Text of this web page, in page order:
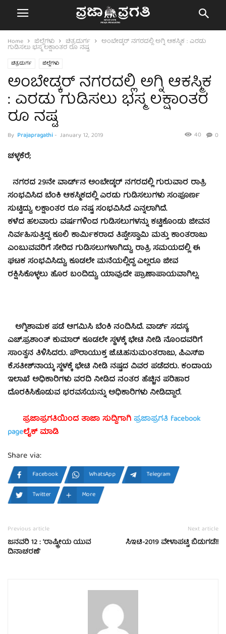
Home ಜಿಲ್ಲೆಗಳು ಚಿತ್ರದುರ್ಗ ಅಂಬೇಡ್ಕರ್ ನಗರದಲ್ಲಿ ಅಗ್ನಿ ಆಕಸ್ಮಿಕ : ಎರಡು
ಗುಡಿಸಲು ಭಸ್ಮ ಲಕ್ಷಾಂತರ ರೂ ನಷ್ಟ
ಚಿತ್ರದುರ್ಗ ಜಿಲ್ಲೆಗಳು
ಅಂಬೇಡ್ಕರ್ ನಗರದಲ್ಲಿ ಅಗ್ನಿ ಆಕಸ್ಮಿಕ
: ಎರಡು ಗುಡಿಸಲು ಭಸ್ಮ ಲಕ್ಷಾಂತರ
ರೂ ನಷ್ಟ
By Prajapragathi- January 12, 2019 0
40
ಚಳ್ಳಕೆರೆ;
ನಗರದ 29ನೇ ವಾರ್ಡ್‍ನ ಅಂಬೇಡ್ಕರ್ ನಗರದಲ್ಲಿ ಗುರುವಾರ ರಾತ್ರಿ
ಸಂಭವಿಸಿದ ಬೆಂಕಿ ಆಕಸ್ಮಿಕದಲ್ಲಿ ಎರಡು ಗುಡಿಸಲುಗಳು ಸಂಪೂರ್ಣ
ಸುಟ್ಟಿದ್ದು, ಲಕ್ಷಾಂತರ ರೂ ನಷ್ಟ ಸಂಭವಿಸಿದೆ ಎನ್ನಲಾಗಿದೆ.
ಕಳೆದ ಹಲವಾರು ವರ್ಷಗಳಿಂದ ಗುಡಿಸಲುಗಳನ್ನು ಕಟ್ಟಿಕೊಂಡು ಜೀವನ
ನಿರ್ವಹಿಸುತ್ತಿದ್ದ ಕೂಲಿ ಕಾರ್ಮಿಕರಾದ ತಿಪ್ಪೇಸ್ವಾಮಿ ಮತ್ತು ಕಾಂತರಾಜು
ಎಂಬುವವರಿಗೆ ಸೇರಿದ ಗುಡಿಸಲುಗಳಾಗಿದ್ದು, ರಾತ್ರಿ ಸಮಯದಲ್ಲಿ ಈ
ಘಟಕ ಸಂಭವಿಸಿದ್ದು, ಕೂಡಲೇ ಮನೆಯಲ್ಲಿದ್ದ ಎಲ್ಲರೂ ಜೀವ
ರಕ್ಷಿಸಿಕೊಳ್ಳಲು ಹೊರ ಬಂದಿದ್ದು, ಯಾವುದೇ ಪ್ರಾಣಾಪಾಯವಾಗಿಲ್ಲ.
ಅಗ್ನಿಶಾಮಕ ಪಡೆ ಆಗಮಿಸಿ ಬೆಂಕಿ ನಂದಿಸಿದೆ. ವಾರ್ಡ್ ಸದಸ್ಯ
ಎಚ್.ಪ್ರಶಾಂತ್ ಕುಮಾರ್ ಕೂಡಲೇ ಸ್ಥಳಕ್ಕೆ ಭೇಟಿ ನೀಡಿ ನೊಂದವರಿಗೆ
ಸಾಂತ್ವನ ತಿಳಿಸಿದರು. ಪೌರಾಯುಕ್ತ ಜೆ.ಟಿ.ಹನುಮಂತರಾಜು, ಪಿಎಸ್‍ಐ
ಕೆ.ಸತೀಶ್‍ನಾಯ್ಕ ಸ್ಥಳಕ್ಕೆ ಭೇಟಿ ನೀಡಿ ನಷ್ಟದ ವಿವರ ಪಡೆದರು. ಕಂದಾಯ
ಇಲಾಖೆ ಅಧಿಕಾರಿಗಳು ವರದಿ ನೀಡಿದ ನಂತರ ಹೆಚ್ಚಿನ ಪರಿಹಾರ
ದೊರಕಿಸಿಕೊಡುವ ಭರವಸೆಯನ್ನು ಅಧಿಕಾರಿಗಳು ನೀಡಿದ್ದಾರೆ.
ಪ್ರಜಾಪ್ರಗತಿಯಿಂದ ತಾಜಾ ಸುದ್ದಿಗಾಗಿಪ್ರಜಾಪ್ರಗತಿ facebook
pageಲೈಕ್ ಮಾಡಿ
Share via:
Facebook WhatsApp
Telegram
Twitter
More
Previous article
ಜನವರಿ 12 : ‘ರಾಷ್ಟ್ರೀಯ ಯುವ
ದಿನಾಚರಣೆ’
Next article
ಸಿಇಟಿ-2019 ವೇಳಾಪಟ್ಟಿ ಬಿಡುಗಡೆ!!